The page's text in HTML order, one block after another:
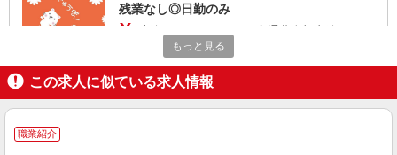
残業なし◎日勤のみ
ン代含む)/日払い可/週払い可＞
東京都北区
キープ 詳細を見る
もっと見る
この求人に似ている求人情報
職業紹介